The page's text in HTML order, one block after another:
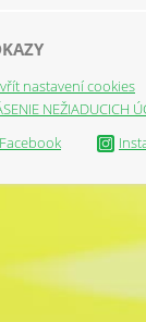
nastavení cookies
NEŽIADUCICH
Facebook